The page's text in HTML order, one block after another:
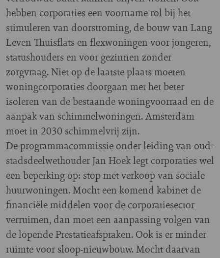
hebben corporaties een voorname rol bij het
stimuleren van doorstroming, de bouw van Lang
Leven Thuisflats en flexwoningen voor jongeren,
statushouders en voor gezinnen zonder
zorgvraag. Niet op de laatste plaats moeten
woningcorporaties doorgaan met het beter
isoleren van de bestaande woningvoorraad en de
aanpak van schimmelwoningen. Amsterdam
moet in 2030 schimmelvrij zijn.
De programmacommissie onder leiding van oud-
stadsdeelwethouder Jan Hoek legt corporaties wel
een beperking op: stop met verkoop van sociale
huurwoningen. Mocht een komend kabinet de
financiële middelen voor de corporatiesector
verruimen, dan moet een aanpassing volgen van
de lopende Prestatieafspraken. Ook is er minder
ruimte voor sloop-nieuwbouw. Mocht daarvan